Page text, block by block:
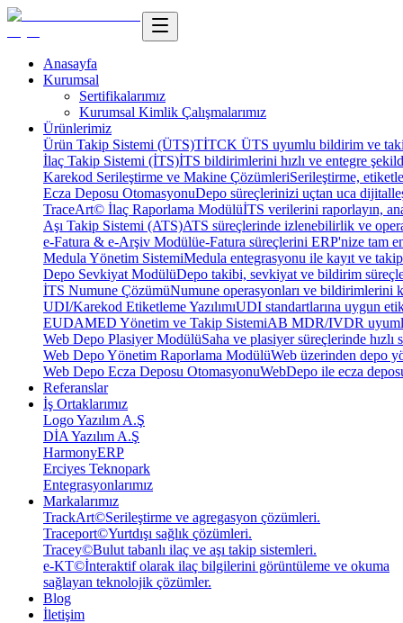
Anasayfa
Kurumsal
Sertifikalarımız
Kurumsal Kimlik Çalışmalarımız
Ürünlerimiz
Ürün Takip Sistemi (ÜTS)TİTCK ÜTS uyumlu bildirim ve
İlaç Takip Sistemi (İTS)İTS bildirimlerini hızlı ve entegre
Karekod Serileştirme ve Makine ÇözümleriSerileştirme,
Ecza Deposu OtomasyonuDepo süreçlerinizi uçtan uca
TraceArt© İlaç Raporlama ModülüİTS verilerini raporlayın,
Aşı Takip Sistemi (ATS)ATS süreçlerinde izlenebilirlik ve
e-Fatura & e-Arşiv Modülüe-Fatura süreçlerini ERP'nize tam
Medula Yönetim SistemiMedula entegrasyonu ile kayıt ve
Depo Sevkiyat ModülüDepo takibi, sevkiyat ve bildirim
İTS Numune ÇözümüNumune operasyonları ve bildirimlerini
UDI/Karekod Etiketleme YazılımıUDI standartlarına uygun
EUDAMED Yönetim ve Takip SistemiAB MDR/IVDR
Web Depo Plasiyer ModülüSaha ve plasiyer süreçlerinde hızlı
Web Depo Yönetim Raporlama ModülüWeb üzerinden depo
Web Depo Ecza Deposu OtomasyonuWebDepo ile ecza
Referanslar
İş Ortaklarımız
Logo Yazılım A.Ş
DİA Yazılım A.Ş
HarmonyERP
Erciyes Teknopark
Entegrasyonlarımız
Markalarımız
TrackArt©Serileştirme ve agregasyon çözümleri.
Traceport©Yurtdışı sağlık çözümleri.
Tracey©Bulut tabanlı ilaç ve aşı takip sistemleri.
e-KT©İnteraktif olarak ilaç bilgilerini görüntüleme ve okuma
sağlayan teknolojik çözümler.
Blog
İletişim